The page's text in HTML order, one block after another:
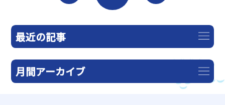
最近の記事
月間アーカイブ